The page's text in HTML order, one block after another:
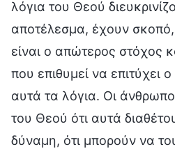
λόγια του Θεού
αποτέλεσμα, έχουν σκοπό,
είναι ο απώτερος στόχος
που επιθυμεί να επιτύχει
αυτά τα λόγια. Οι
του Θεού ότι αυτά
δύναμη, ότι μπορούν να